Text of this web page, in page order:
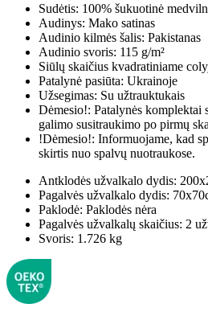
Sudėtis: 100% šukuotinė
Audinys: Mako satinas
Audinio kilmės šalis: Pakistanas
Audinio svoris: 115 g/m²
Siūlų skaičius kvadratiniame
Patalynė pasiūta: Ukrainoje
Užsegimas: Su užtrauktukais
Dėmesio!: Patalynės komplektai
galimo susitraukimo po pirmų
!Dėmesio!: Informuojame, kad
skirtis nuo spalvų nuotraukose.
Antklodės užvalkalo dydis:
Pagalvės užvalkalo dydis:
Paklodė: Paklodės nėra
Pagalvės užvalkalų skaičius: 2
Svoris: 1.726 kg